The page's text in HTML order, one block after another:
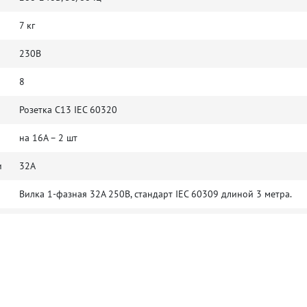
7 кг
230В
8
Розетка C13 IEC 60320
на 16A – 2 шт
32A
Вилка 1-фазная 32А 250В, стандарт IEC 60309 длиной 3 метра.